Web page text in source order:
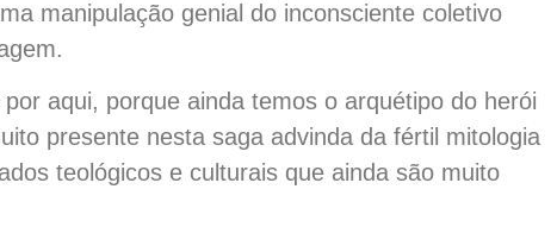
manipulação genial do inconsciente coletivo
aqui, porque ainda temos o arquétipo do herói
presente nesta saga advinda da fértil mitologia
teológicos e culturais que ainda são muito